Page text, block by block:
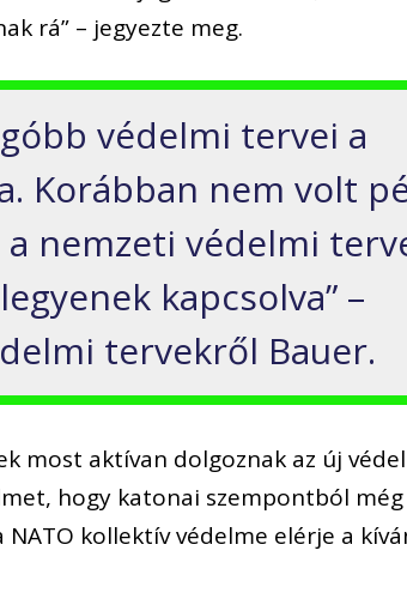
rá” – jegyezte meg.
védelmi tervei a
Korábban nem volt
a nemzeti védelmi
kapcsolva” –
tervekről Bauer.
most aktívan dolgoznak az új
hogy katonai szempontból
kollektív védelme elérje a